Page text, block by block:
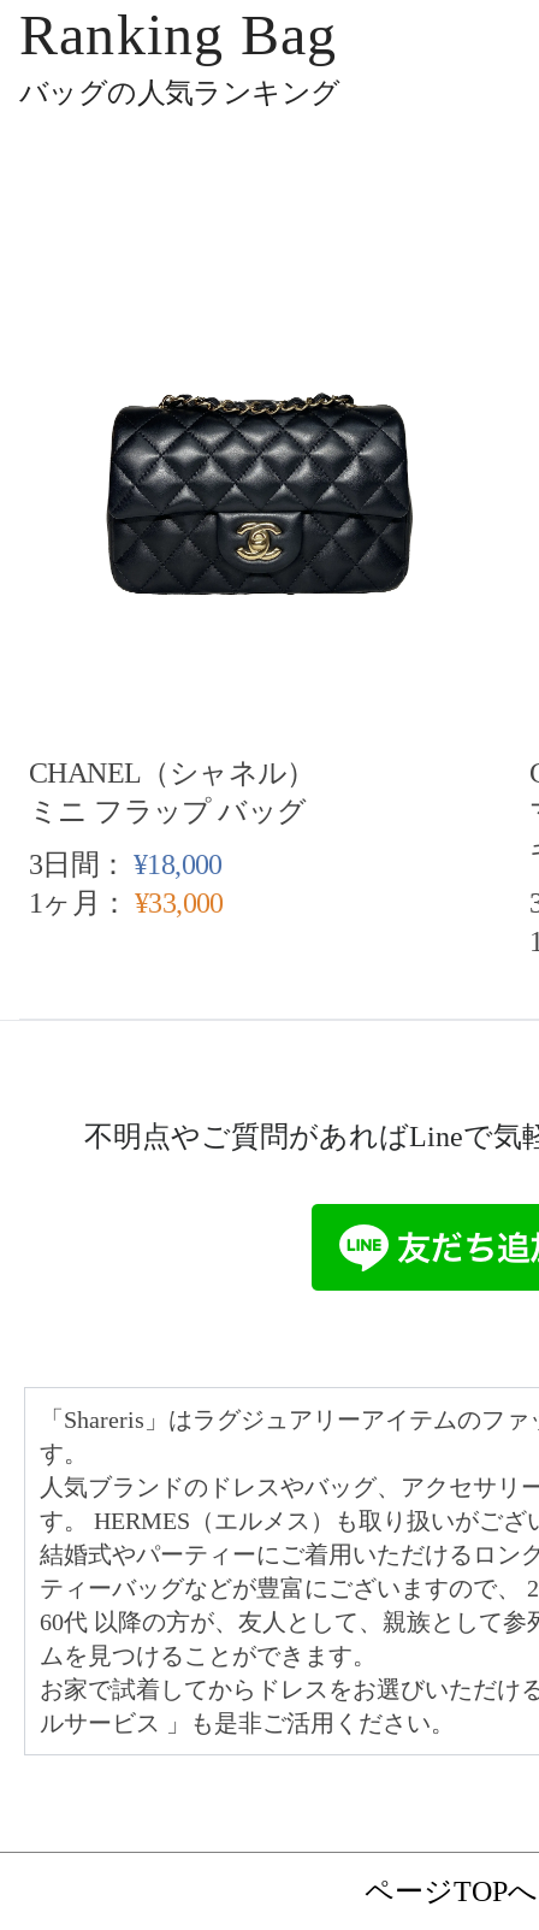
Ranking Bag
バッグの人気ランキング
CHANEL（シャネル）
ミニ フラップ バッグ
3日間： ¥18,000
1ヶ月： ¥33,000
不明点やご質問があればLineで気
「Shareris」はラグジュアリーアイテムのフ
す。
人気ブランドのドレスやバッグ、アクセサリ
す。 HERMES（エルメス）も取り扱いがござ
結婚式やパーティーにご着用いただけるロン
ティーバッグなどが豊富にございますので、
60代 以降の方が、友人として、親族として
ムを見つけることができます。
お家で試着してからドレスをお選びいただけ
ルサービス
」も是非ご活用ください。
ページTOPへ